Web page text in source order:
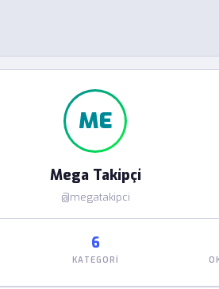
ME
Mega Takipçi
@megatakipci
6
KATEGORI